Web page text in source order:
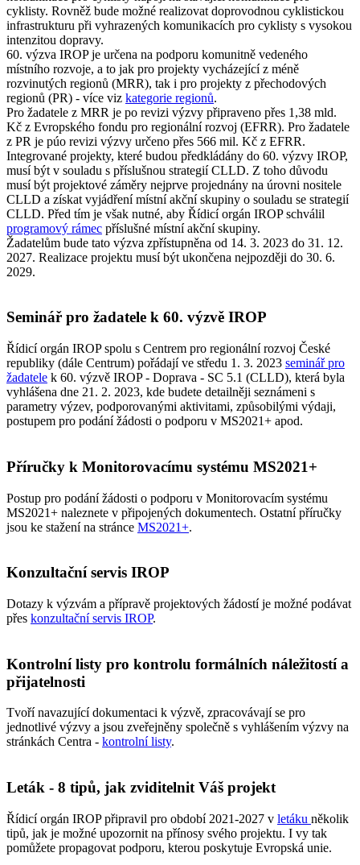
cyklisty. Rovněž bude možné realizovat doprovodnou cyklistickou
infrastrukturu při vyhrazených komunikacích pro cyklisty s vysokou
intenzitou dopravy.
60. výzva IROP je určena na podporu komunitně vedeného
místního rozvoje, a to jak pro projekty vycházející z méně
rozvinutých regionů (MRR), tak i pro projekty z přechodových
regionů (PR) - více viz kategorie regionů.
Pro žadatele z MRR je po revizi výzvy připraveno přes 1,38 mld.
Kč z Evropského fondu pro regionální rozvoj (EFRR). Pro žadatele
z PR je púo revizi výzvy určeno přes 566 mil. Kč z EFRR.
Integrované projekty, které budou předkládány do 60. výzvy IROP,
musí být v souladu s příslušnou strategií CLLD. Z toho důvodu
musí být projektové záměry nejprve projednány na úrovni nositele
CLLD a získat vyjádření místní akční skupiny o souladu se strategií
CLLD. Před tím je však nutné, aby Řídicí orgán IROP schválil
programový rámec příslušné místní akční skupiny.
Žadatelům bude tato výzva zpřístupněna od 14. 3. 2023 do 31. 12.
2027. Realizace projektu musí být ukončena nejpozději do 30. 6.
2029.
Seminář pro žadatele k 60. výzvě IROP
Řídicí orgán IROP spolu s Centrem pro regionální rozvoj České
republiky (dále Centrum) pořádají ve středu 1. 3. 2023 seminář pro
žadatele k 60. výzvě IROP - Doprava - SC 5.1 (CLLD), která byla
vyhlášena dne 21. 2. 2023, kde budete detailněji seznámeni s
parametry výzev, podporovanými aktivitami, způsobilými výdaji,
postupem pro podání žádosti o podporu v MS2021+ apod.
Příručky k Monitorovacímu systému MS2021+
Postup pro podání žádosti o podporu v Monitorovacím systému
MS2021+ naleznete v připojených dokumentech. Ostatní příručky
jsou ke stažení na stránce MS2021+.
Konzultační servis IROP
Dotazy k výzvám a přípravě projektových žádostí je možné podávat
přes konzultační servis IROP.
Kontrolní listy pro kontrolu formálních náležitostí a
přijatelnosti
Tvoří navazující dokumentaci k výzvě, zpracovávají se pro
jednotlivé výzvy a jsou zveřejněny společně s vyhlášením výzvy na
stránkách Centra - kontrolní listy.
Leták - 8 tipů, jak zviditelnit Váš projekt
Řídicí orgán IROP připravil pro období 2021-2027 v letáku několik
tipů, jak je možné upozornit na přínosy svého projektu. I vy tak
pomůžete propagovat podporu, kterou poskytuje Evropská unie.